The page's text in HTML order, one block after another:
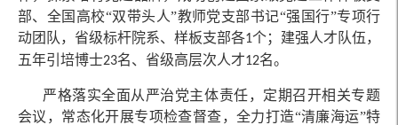
部、全国高校“双带头人”教师党支部书记“强国行”专项行
动团队，省级标杆院系、样板支部各1个；建强人才队伍，
五年引培博士23名、省级高层次人才12名。
严格落实全面从严治党主体责任，定期召开相关专题
会议，常态化开展专项检查督查，全力打造“清廉海运”特